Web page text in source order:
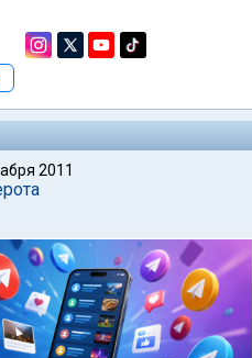
2011